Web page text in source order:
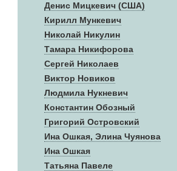
Денис Mицкевич (США)
Кирилл Мункевич
Николай Никулин
Тамара Никифорова
Сергей Николаев
Виктор Новиков
Людмила Нукневич
Константин Обозный
Григорий Островский
Ина Ошкая, Элина Чуянова
Ина Ошкая
Татьяна Павеле